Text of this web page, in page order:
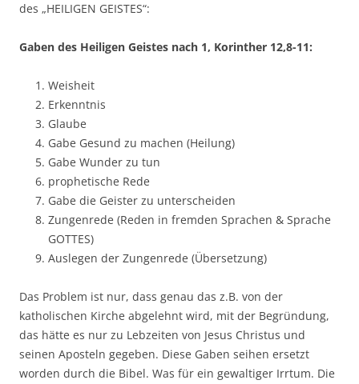
des „HEILIGEN GEISTES“:
Gaben des Heiligen Geistes nach 1, Korinther 12,8-11:
Weisheit
Erkenntnis
Glaube
Gabe Gesund zu machen (Heilung)
Gabe Wunder zu tun
prophetische Rede
Gabe die Geister zu unterscheiden
Zungenrede (Reden in fremden Sprachen & Sprache
GOTTES)
Auslegen der Zungenrede (Übersetzung)
Das Problem ist nur, dass genau das z.B. von der
katholischen Kirche abgelehnt wird, mit der Begründung,
das hätte es nur zu Lebzeiten von Jesus Christus und
seinen Aposteln gegeben. Diese Gaben seihen ersetzt
worden durch die Bibel. Was für ein gewaltiger Irrtum. Die